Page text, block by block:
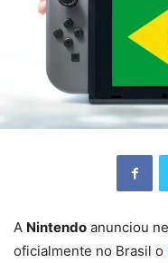
A Nintendo anunciou
oficialmente no Brasil o